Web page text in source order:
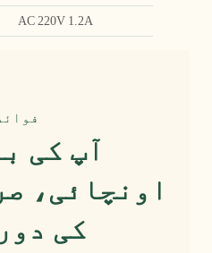
AC 220V 1.2A
4
آپ کی
اونچائی،
کی